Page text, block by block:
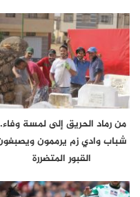
من رماد الحريق إلى لمسة
شباب وادي زم يرممون
القبور المتضررة